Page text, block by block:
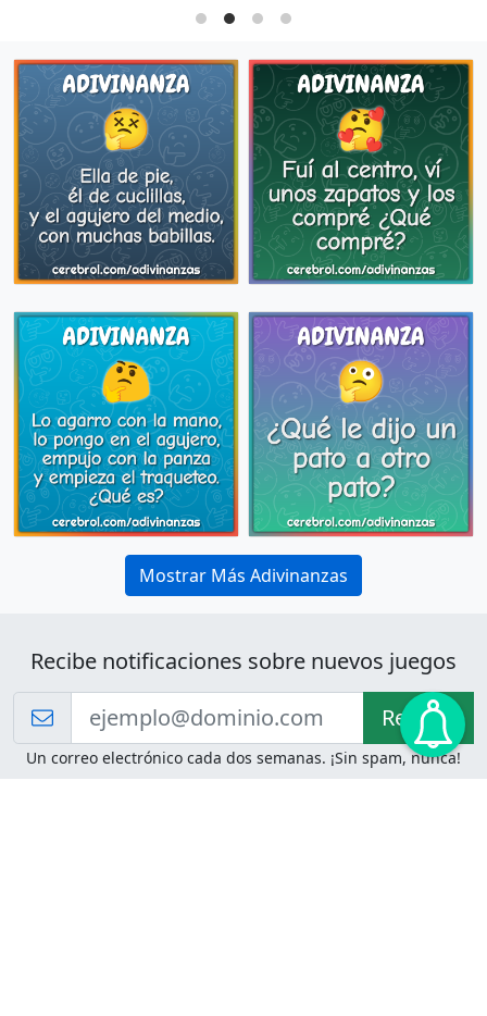
Mostrar Más Adivinanzas
Recibe notificaciones sobre nuevos juegos
Recibir!
Un correo electrónico cada dos semanas. ¡Sin spam, nunca!